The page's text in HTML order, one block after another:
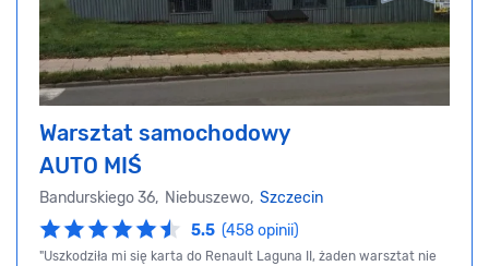
Warsztat samochodowy
AUTO MIŚ
Bandurskiego 36, Niebuszewo, Szczecin
5.5 (458 opinii)
"Uszkodziła mi się karta do Renault Laguna II, żaden warsztat nie